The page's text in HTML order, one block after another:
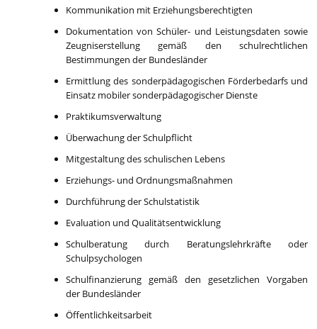
Kommunikation mit Erziehungsberechtigten
Dokumentation von Schüler- und Leistungsdaten sowie
Zeugniserstellung gemäß den schulrechtlichen
Bestimmungen der Bundesländer
Ermittlung des sonderpädagogischen Förderbedarfs und
Einsatz mobiler sonderpädagogischer Dienste
Praktikumsverwaltung
Überwachung der Schulpflicht
Mitgestaltung des schulischen Lebens
Erziehungs- und Ordnungsmaßnahmen
Durchführung der Schulstatistik
Evaluation und Qualitätsentwicklung
Schulberatung durch Beratungslehrkräfte oder
Schulpsychologen
Schulfinanzierung gemäß den gesetzlichen Vorgaben
der Bundesländer
Öffentlichkeitsarbeit